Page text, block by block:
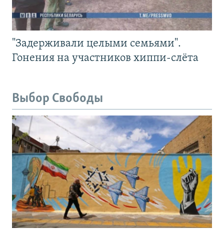
"Задерживали целыми семьями".
Гонения на участников хиппи-слёта
Выбор Свободы